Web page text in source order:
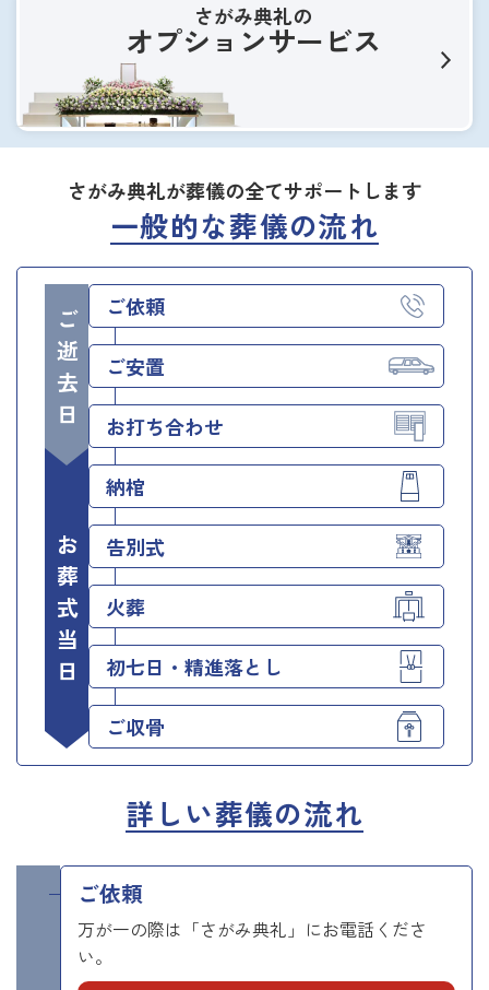
さがみ典礼の
オプションサービス
さがみ典礼が葬儀の全てサポートします
一般的な葬儀の流れ
ご逝去日 ご依頼
ご安置
お打ち合わせ
お葬式当日
納棺
告別式
火葬
初七日・精進落とし
ご収骨
詳しい葬儀の流れ
ご依頼
万が一の際は「さがみ典礼」にお電話くださ
い。